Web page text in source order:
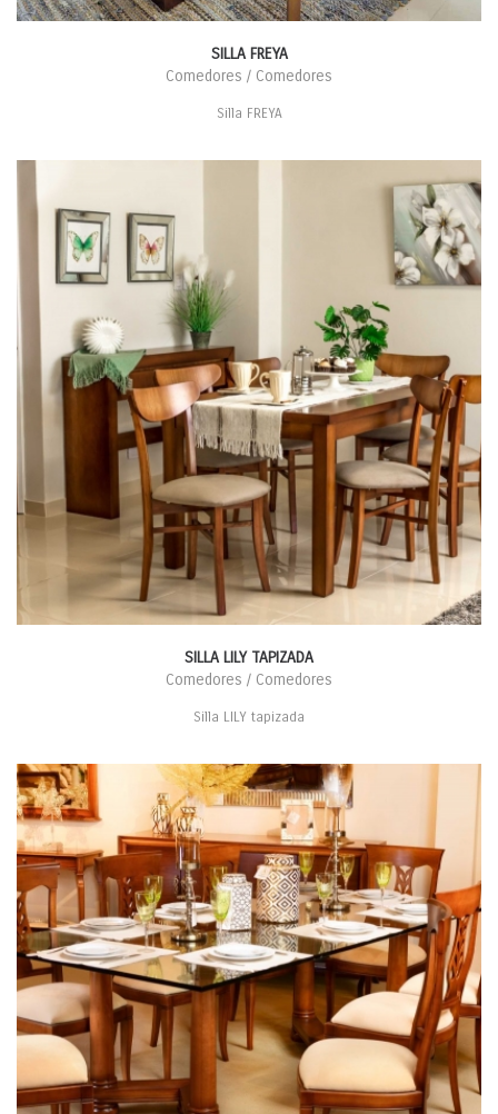
SILLA FREYA
Comedores / Comedores
Silla FREYA
SILLA LILY TAPIZADA
Comedores / Comedores
Silla LILY tapizada